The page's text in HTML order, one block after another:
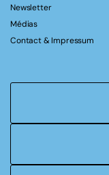
Newsletter
Médias
Contact & Impressum